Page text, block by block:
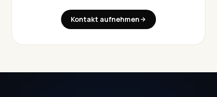
Kontakt aufnehmen